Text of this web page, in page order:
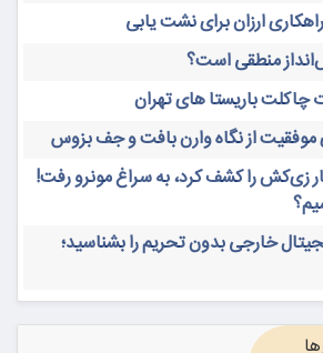
ارزان برای نشت یابی
منطقی است؟
چاکلت باریستا های تهران
موفقیت از نگاه وارن بافت و جف بزوس
زی‌کش را کشف کرد، به سراغ مونرو رفت!
خارجی بدون تحریم را بشناسید؛